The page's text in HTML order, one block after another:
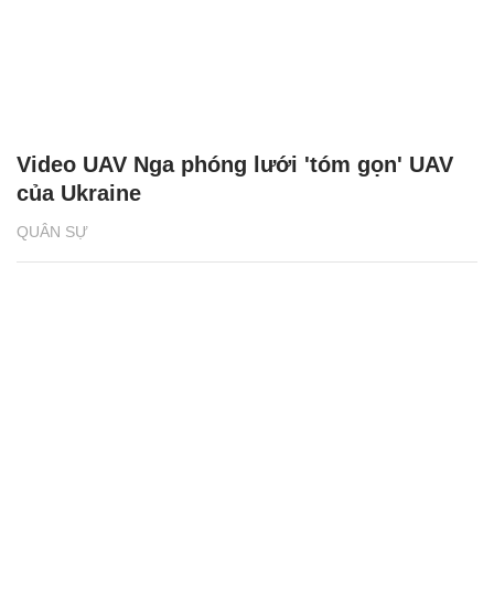
QUÂN SỰ
Video UAV Nga phóng lưới 'tóm gọn' UAV
của Ukraine